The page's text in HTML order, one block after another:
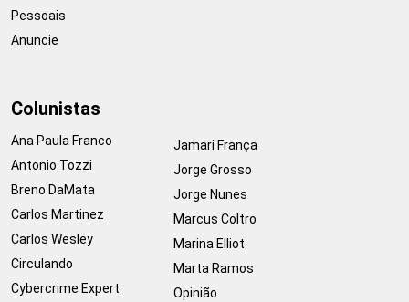
Pessoais
Anuncie
Colunistas
Ana Paula Franco
Antonio Tozzi
Breno DaMata
Carlos Martinez
Carlos Wesley
Circulando
Cybercrime Expert
Jamari França
Jorge Grosso
Jorge Nunes
Marcus Coltro
Marina Elliot
Marta Ramos
Opinião